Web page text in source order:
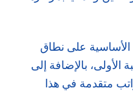
الأساسية على نطاق
الأولى، بالإضافة إلى
متقدمة في هذا